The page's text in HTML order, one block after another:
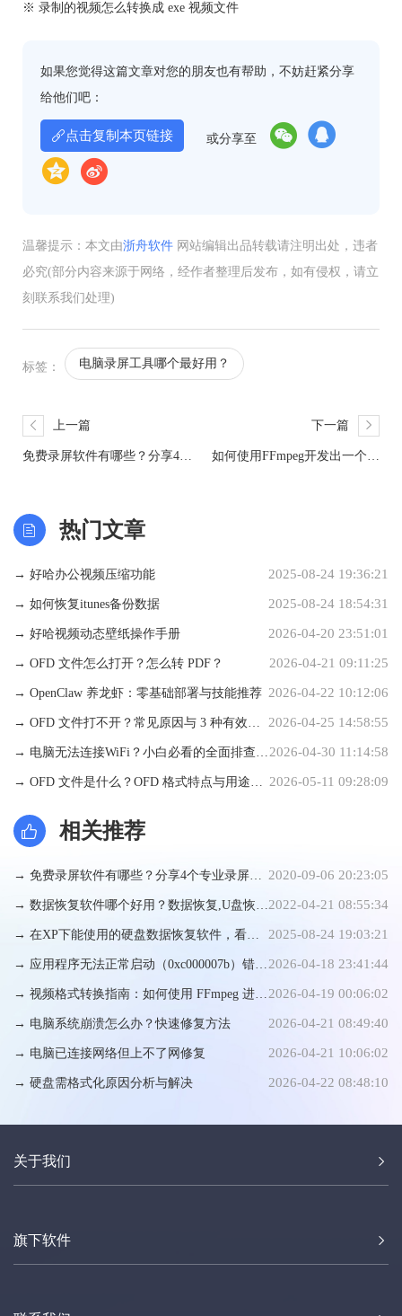
※ 录制的视频怎么转换成 exe 视频文件
如果您觉得这篇文章对您的朋友也有帮助，不妨赶紧分享
给他们吧：
点击复制本页链接 或分享至
温馨提示：本文由浙舟软件 网站编辑出品转载请注明出处，违者
必究(部分内容来源于网络，经作者整理后发布，如有侵权，请立
刻联系我们处理)
标签： 电脑录屏工具哪个最好用？
上一篇
免费录屏软件有哪些？分享4个
下一篇
如何使用FFmpeg开发出一个简
热门文章
→ 好哈办公视频压缩功能 2025-08-24 19:36:21
→ 如何恢复itunes备份数据 2025-08-24 18:54:31
→ 好哈视频动态壁纸操作手册 2026-04-20 23:51:01
→ OFD 文件怎么打开？怎么转 PDF？ 2026-04-21 09:11:25
→ OpenClaw 养龙虾：零基础部署与技能推荐 2026-04-22 10:12:06
→ OFD 文件打不开？常见原因与 3 种有效解
决方法
2026-04-25 14:58:55
→ 电脑无法连接WiFi？小白必看的全面排查与
手动修复指南
2026-04-30 11:14:58
→ OFD 文件是什么？OFD 格式特点与用途详
解
2026-05-11 09:28:09
相关推荐
→ 免费录屏软件有哪些？分享4个专业录屏软
件
2020-09-06 20:23:05
→ 数据恢复软件哪个好用？数据恢复,U盘恢
复,文件恢复专家
2022-04-21 08:55:34
→ 在XP下能使用的硬盘数据恢复软件，看这
里就知道了
2025-08-24 19:03:21
→ 应用程序无法正常启动（0xc000007b）错误
解析与修复方法
2026-04-18 23:41:44
→ 视频格式转换指南：如何使用 FFmpeg 进行
高效编码转换
2026-04-19 00:06:02
→ 电脑系统崩溃怎么办？快速修复方法 2026-04-21 08:49:40
→ 电脑已连接网络但上不了网修复 2026-04-21 10:06:02
→ 硬盘需格式化原因分析与解决 2026-04-22 08:48:10
关于我们
旗下软件